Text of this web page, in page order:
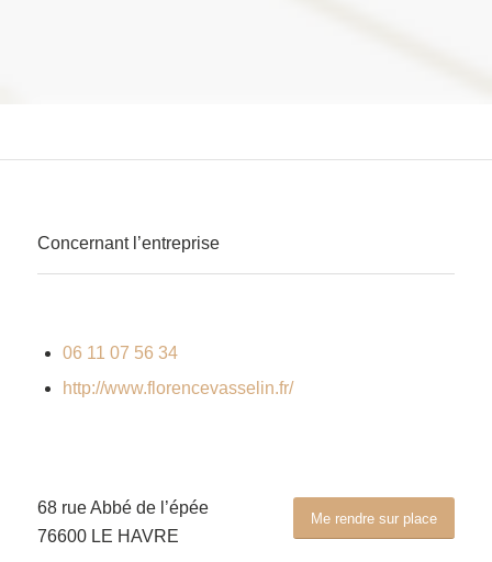
Concernant l’entreprise
06 11 07 56 34
http://www.florencevasselin.fr/
Me rendre sur place
68 rue Abbé de l’épée
76600 LE HAVRE